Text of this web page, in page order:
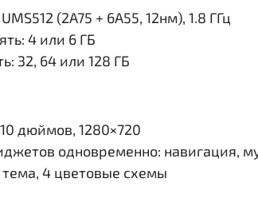
(2A75 + 6A55, 12нм), 1.8 ГГц
4 или 6 ГБ
32, 64 или 128 ГБ
дюймов, 1280×720
одновременно: навигация,
4 цветовые схемы